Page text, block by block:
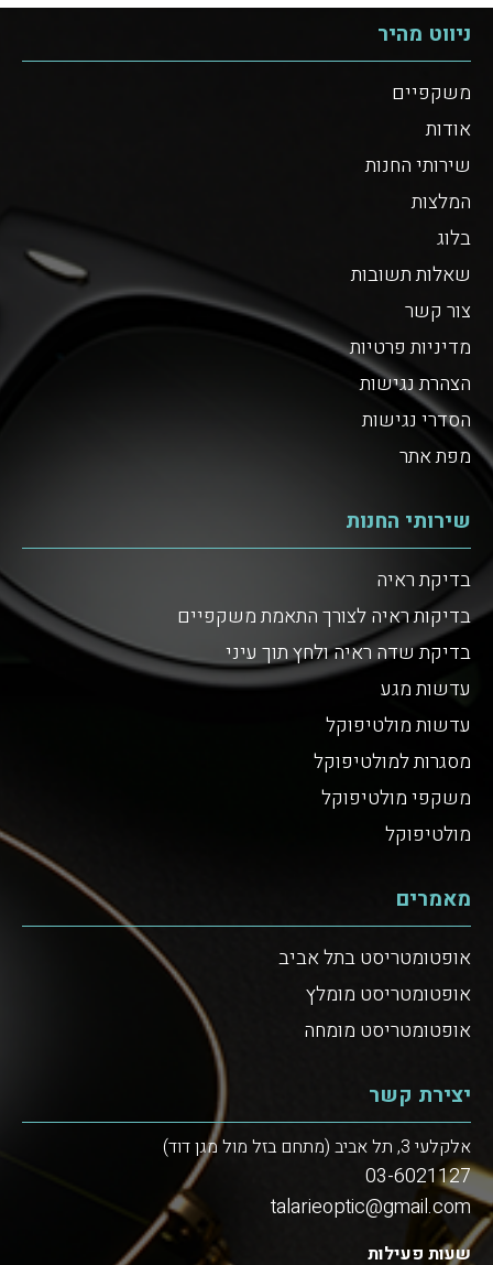
ניווט מהיר
משקפיים
אודות
שירותי החנות
המלצות
בלוג
שאלות תשובות
צור קשר
מדיניות פרטיות
הצהרת נגישות
הסדרי נגישות
מפת אתר
שירותי החנות
בדיקת ראיה
בדיקות ראיה לצורך התאמת משקפיים
בדיקת שדה ראיה ולחץ תוך עיני
עדשות מגע
עדשות מולטיפוקל
מסגרות למולטיפוקל
משקפי מולטיפוקל
מולטיפוקל
מאמרים
אופטומטריסט בתל אביב
אופטומטריסט מומלץ
אופטומטריסט מומחה
יצירת קשר
אלקלעי 3, תל אביב (מתחם בזל מול מגן דוד)
03-6021127
talarieoptic@gmail.com
שעות פעילות